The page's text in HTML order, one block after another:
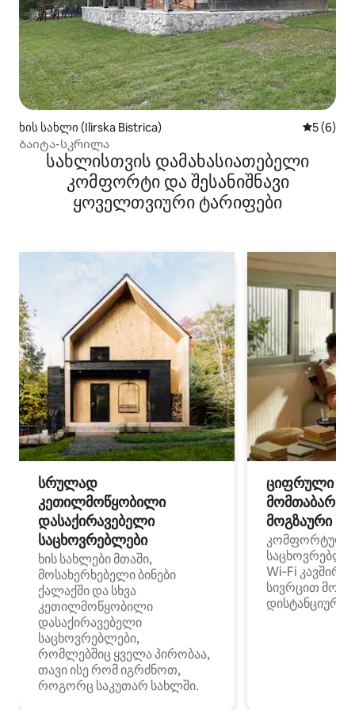
ხის სახლი (Ilirska Bistrica) საშუალო
5 (6)
Ბაიტა-სკრილა
სახლისთვის დამახასიათებელი
კომფორტი და შესანიშნავი
ყოველთვიური ტარიფები
სრულად
კეთილმოწყობილი
დასაქირავებელი
საცხოვრებლები
ხის სახლები მთაში,
მოსახერხებელი ბინები
ქალაქში და სხვა
კეთილმოწყობილი
დასაქირავებელი
საცხოვრებლები,
რომლებშიც ყველა პირობაა,
თავი ისე რომ იგრძნოთ,
როგორც საკუთარ სახლში.
ციფრული
მოგზაური
კომფორტული
Wi‑Fi
სივრცით
დისტანციური